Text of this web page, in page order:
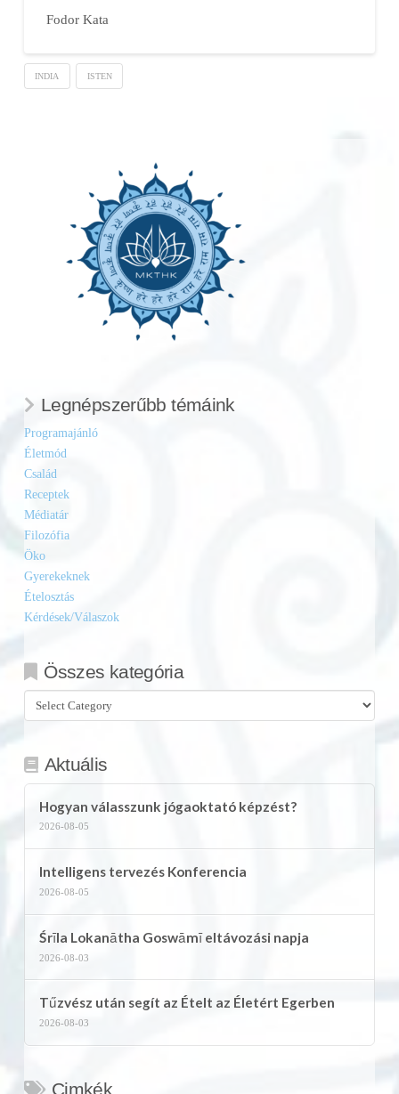
Fodor Kata
INDIA ISTEN
Legnépszerűbb témáink
Programajánló
Életmód
Család
Receptek
Médiatár
Filozófia
Öko
Gyerekeknek
Ételosztás
Kérdések/Válaszok
Összes kategória
Összes
kategória
Aktuális
Hogyan válasszunk jógaoktató képzést?
2026-08-05
Intelligens tervezés Konferencia
2026-08-05
Śrīla Lokanātha Goswāmī eltávozási napja
2026-08-03
Tűzvész után segít az Ételt az Életért Egerben
2026-08-03
Cimkék